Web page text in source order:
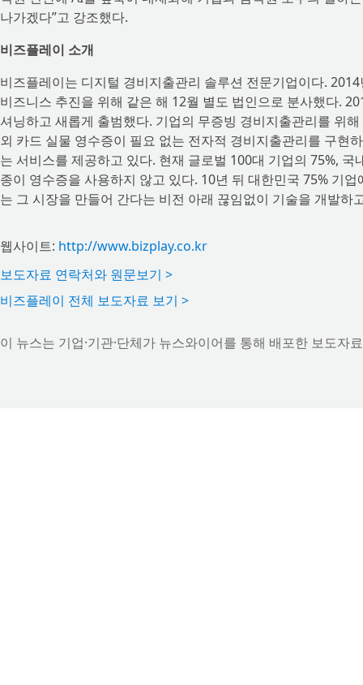
나가겠다”고 강조했다.
비즈플레이 소개
비즈플레이는 디지털 경비지출관리 솔루션 전문기업이다.
비즈니스 추진을 위해 같은 해 12월 별도 법인으로 분사했다.
셔닝하고 새롭게 출범했다. 기업의 무증빙 경비지출관리를 위
외 카드 실물 영수증이 필요 없는 전자적 경비지출관리를 구현
는 서비스를 제공하고 있다. 현재 글로벌 100대 기업의 75%,
종이 영수증을 사용하지 않고 있다. 10년 뒤 대한민국 75% 기
는 그 시장을 만들어 간다는 비전 아래 끊임없이 기술을 개발하
웹사이트: http://www.bizplay.co.kr
보도자료 연락처와 원문보기 >
비즈플레이 전체 보도자료 보기 >
이 뉴스는 기업·기관·단체가 뉴스와이어를 통해 배포한 보도자